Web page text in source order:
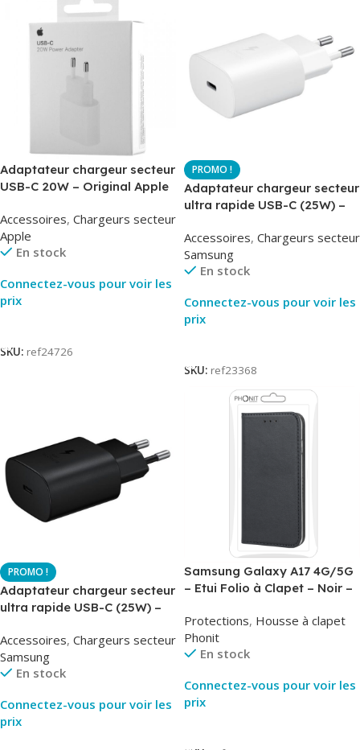
Adaptateur chargeur secteur
USB-C 20W – Original Apple
Original
Accessoires, Chargeurs secteur
Apple
En stock
Connectez-vous pour voir les
prix
SKU: ref24726
Adaptateur chargeur secteur
ultra rapide USB-C (25W) –
EP-TA800
Accessoires, Chargeurs secteur
Samsung
En stock
Connectez-vous pour voir les
prix
SKU: ref23368
Adaptateur chargeur secteur
ultra rapide USB-C (25W) –
TA800
Accessoires, Chargeurs secteur
Samsung
En stock
Connectez-vous pour voir les
prix
Samsung Galaxy A17 4G/5G
– Etui Folio à Clapet – Noir –
Protections, Housse à clapet
Phonit
En stock
Connectez-vous pour voir les
prix